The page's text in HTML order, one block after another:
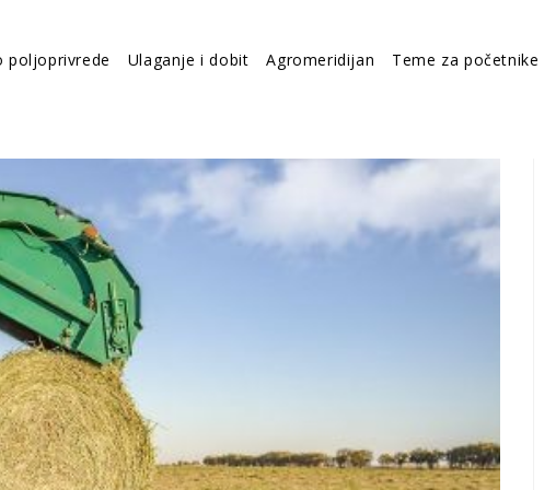
poljoprivrede Ulaganje i dobit Agromeridijan Teme za početnike